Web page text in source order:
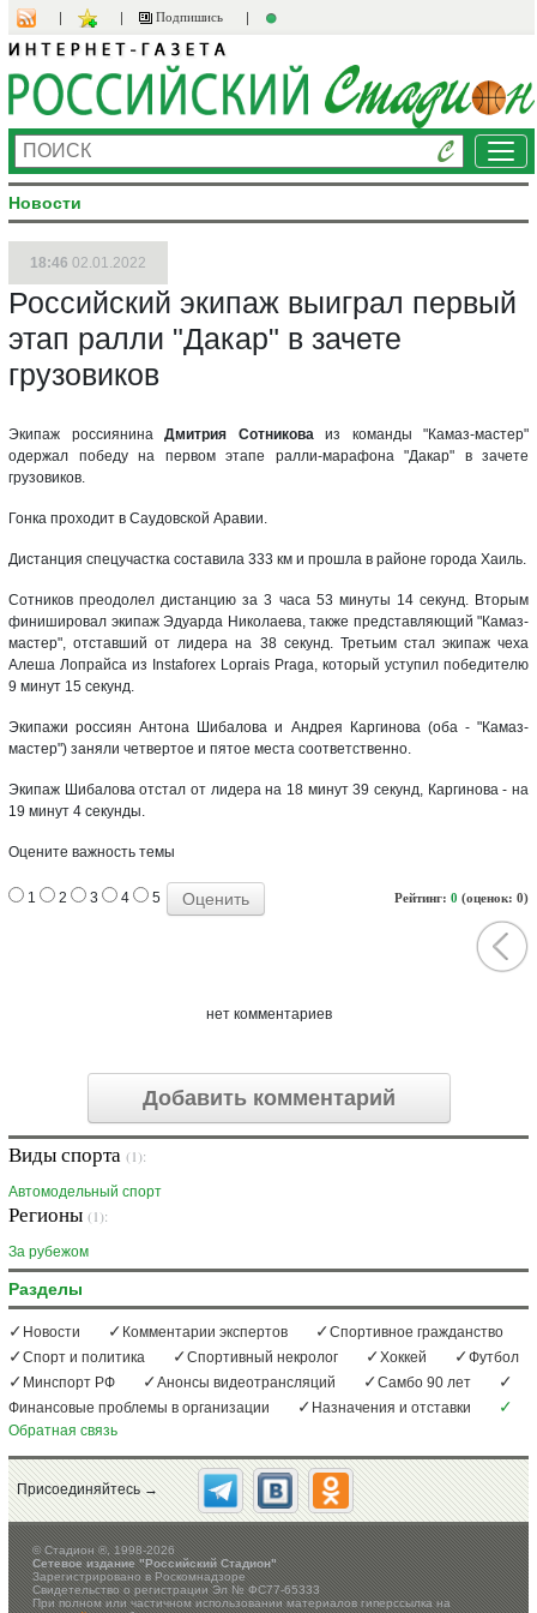
Подпишись
Новости
18:46 02.01.2022
Российский экипаж выиграл первый
этап ралли "Дакар" в зачете
грузовиков
Экипаж россиянина Дмитрия Сотниковаиз команды "Камаз-мастер"
одержал победу на первом этапе ралли-марафона "Дакар" в зачете
грузовиков.
Гонка проходит в Саудовской Аравии.
Дистанция спецучастка составила 333 км и прошла в районе города Хаиль.
Сотников преодолел дистанцию за 3 часа 53 минуты 14 секунд. Вторым
финишировал экипаж Эдуарда Николаева, также представляющий "Камаз-
мастер", отставший от лидера на 38 секунд. Третьим стал экипаж чеха
Алеша Лопрайса из Instaforex Loprais Praga, который уступил победителю
9 минут 15 секунд.
Экипажи россиян Антона Шибалова и Андрея Каргинова (оба - "Камаз-
мастер") заняли четвертое и пятое места соответственно.
Экипаж Шибалова отстал от лидера на 18 минут 39 секунд, Каргинова - на
19 минут 4 секунды.
Оцените важность темы
Рейтинг: 0 (оценок: 0)
1 2 3 4 5
нет комментариев
Добавить комментарий
Виды спорта (1):
Автомодельный спорт
Регионы (1):
За рубежом
Разделы
Новости Комментарии экспертов
Спортивное гражданство
Спорт и политика
Спортивный некролог Хоккей
Футбол
Минспорт РФ
Анонсы видеотрансляций
Самбо 90 лет
Финансовые проблемы в организации
Назначения и отставки
Обратная связь
Присоединяйтесь →
©Стадион ®, 1998-2026
Сетевое издание "Российский Стадион"
Зарегистрировано в Роскомнадзоре
Свидетельство о регистрации Эл № ФС77-65333
При полном или частичном использовании материалов гиперссылка на